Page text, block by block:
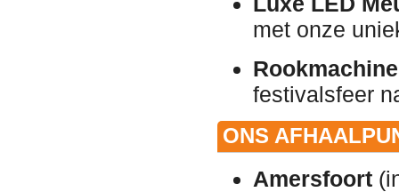
met onze
festivalsfeer
ONS
Amersfoort